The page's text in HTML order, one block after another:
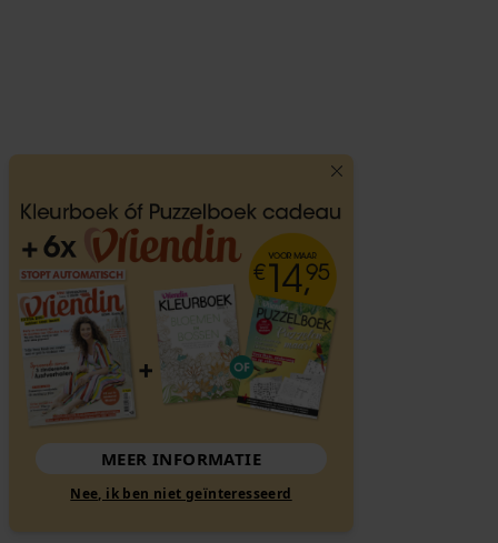
MEER INFORMATIE
Nee, ik ben niet geïnteresseerd